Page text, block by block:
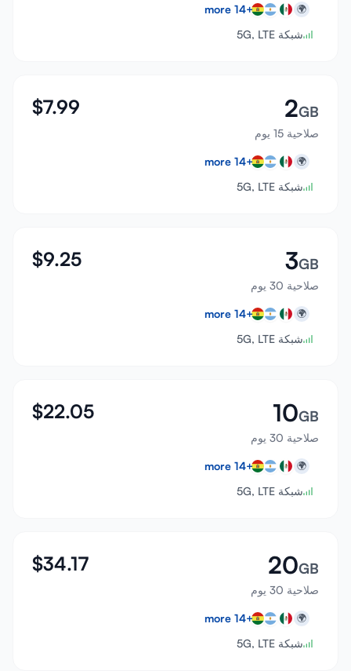
🌍
+
14
شبكة 5G, LTE
2GB
صلاحية 15 يوم
$7.99
🌍
+
14
شبكة 5G, LTE
3GB
صلاحية 30 يوم
$9.25
🌍
+
14
شبكة 5G, LTE
10GB
صلاحية 30 يوم
$22.05
🌍
+
14
شبكة 5G, LTE
20GB
صلاحية 30 يوم
$34.17
🌍
+
14
شبكة 5G, LTE